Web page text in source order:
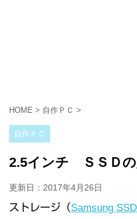
HOME > 自作ＰＣ >
自作ＰＣ
2.5インチ ＳＳＤの
更新日： 2017年4月26日
ストレージ（Samsung